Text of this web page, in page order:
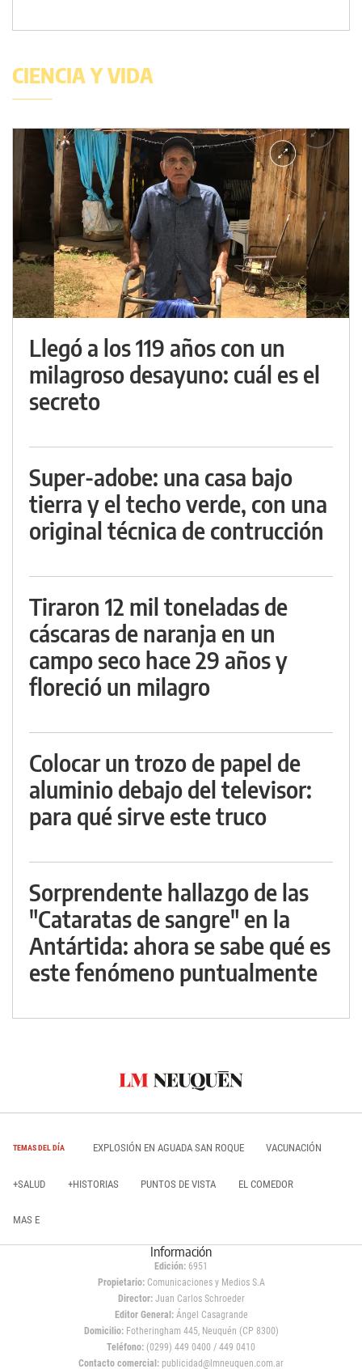
CIENCIA Y VIDA
Llegó a los 119 años con un
milagroso desayuno: cuál es el
secreto
Super-adobe: una casa bajo
tierra y el techo verde, con una
original técnica de contrucción
Tiraron 12 mil toneladas de
cáscaras de naranja en un
campo seco hace 29 años y
floreció un milagro
Colocar un trozo de papel de
aluminio debajo del televisor:
para qué sirve este truco
Sorprendente hallazgo de las
"Cataratas de sangre" en la
Antártida: ahora se sabe qué es
este fenómeno puntualmente
TEMAS DEL DÍA EXPLOSIÓN EN AGUADA SAN ROQUE VACUNACIÓN
+SALUD +HISTORIAS PUNTOS DE VISTA EL COMEDOR
MAS E
Información
Edición: 6951
Propietario:Comunicaciones y Medios S.A
Director: Juan Carlos Schroeder
Editor General:Ángel Casagrande
Domicilio:Fotheringham 445, Neuquén (CP 8300)
Teléfono: (0299) 449 0400 / 449 0410
Contacto comercial: publicidad@lmneuquen.com.ar